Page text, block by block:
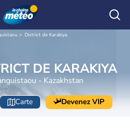
District de Karakiya
DE KARAKIYA
- Kazakhstan
Carte Devenez VIP